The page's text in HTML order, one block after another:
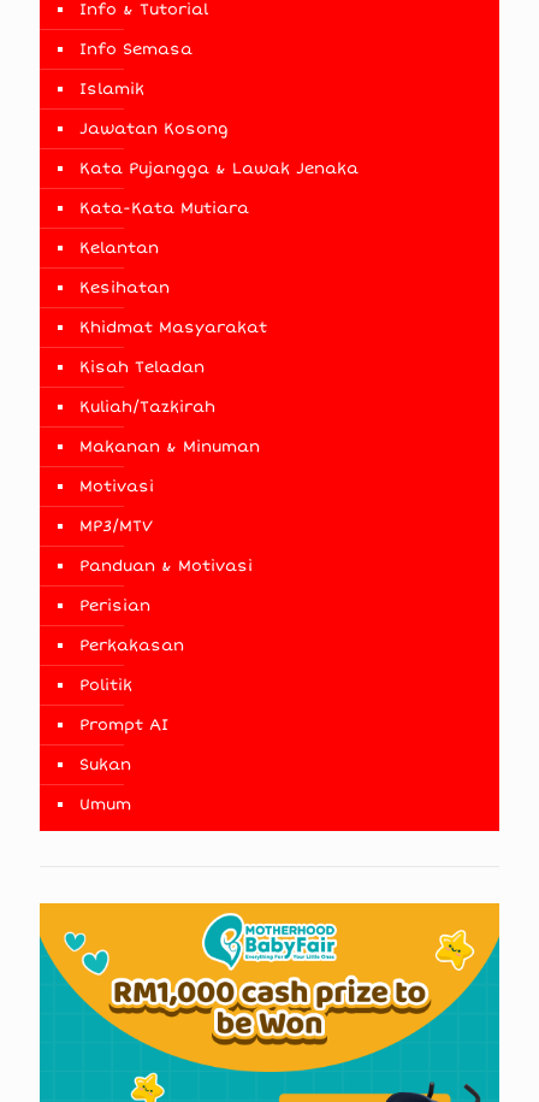
Info & Tutorial
Info Semasa
Islamik
Jawatan Kosong
Kata Pujangga & Lawak Jenaka
Kata-Kata Mutiara
Kelantan
Kesihatan
Khidmat Masyarakat
Kisah Teladan
Kuliah/Tazkirah
Makanan & Minuman
Motivasi
MP3/MTV
Panduan & Motivasi
Perisian
Perkakasan
Politik
Prompt AI
Sukan
Umum